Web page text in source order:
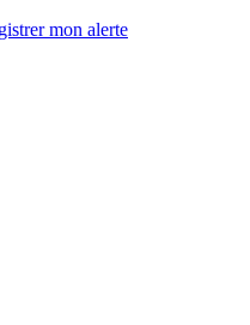
mon alerte